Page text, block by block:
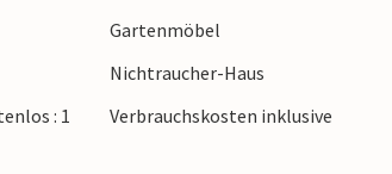
Gartenmöbel
Nichtraucher-Haus
: 1
Verbrauchskosten inklusive